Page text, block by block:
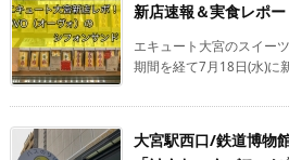
新店速報＆実食レポー
エキュート大宮のスイー
期間を経て7月18日(水)に
大宮駅西口/鉄道博物